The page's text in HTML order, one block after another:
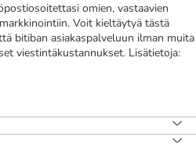
omien, vastaavien
Voit kieltäytyä tästä
bitiban asiakaspalveluun ilman muita
viestintäkustannukset. Lisätietoja: